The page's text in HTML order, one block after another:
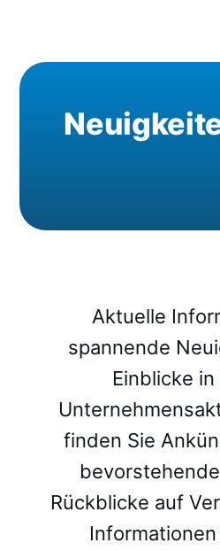
Aktuelle
spannende
Einblicke
finden Sie
Rückblicke auf